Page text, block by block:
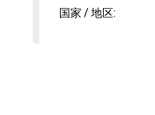
国家 / 地区: